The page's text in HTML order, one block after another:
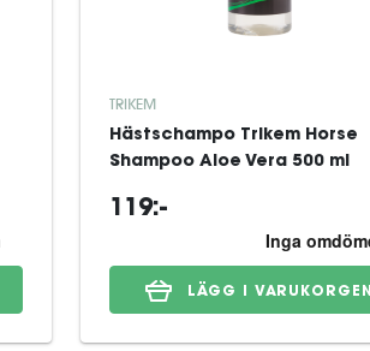
TRIKEM
Hästschampo Trikem Horse
Shampoo Aloe Vera 500 ml
119:-
LÄGG I VARUKORGEN